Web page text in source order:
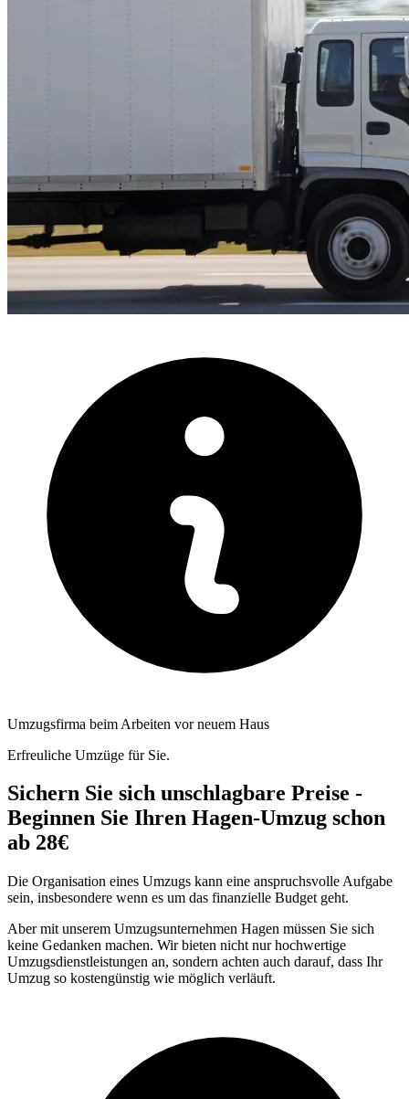
Umzugsfirma beim Arbeiten vor neuem Haus
Erfreuliche Umzüge für Sie.
Sichern Sie sich unschlagbare Preise -
Beginnen Sie Ihren Hagen-Umzug schon
ab 28€
Die Organisation eines Umzugs kann eine anspruchsvolle Aufgabe
sein, insbesondere wenn es um das finanzielle Budget geht.
Aber mit unserem Umzugsunternehmen Hagen müssen Sie sich
keine Gedanken machen. Wir bieten nicht nur hochwertige
Umzugsdienstleistungen an, sondern achten auch darauf, dass Ihr
Umzug so kostengünstig wie möglich verläuft.